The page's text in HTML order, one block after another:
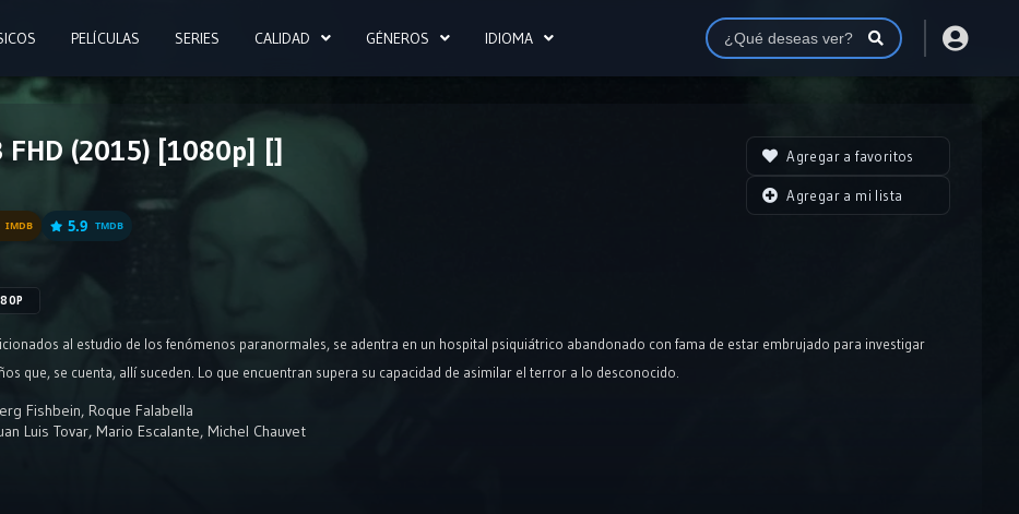
PELÍCULAS SERIES CALIDAD GÉNEROS IDIOMA
FHD (2015) [1080p] []
IMDB 5.9 TMDB
al estudio de los fenómenos paranormales, se adentra en un hospital psiquiátrico abandonado con fama de estar embrujado para investigar
que, se cuenta, allí suceden. Lo que encuentran supera su capacidad de asimilar el terror a lo desconocido.
Fishbein, Roque Falabella
Luis Tovar, Mario Escalante, Michel Chauvet
Agregar a favoritos
Agregar a mi lista